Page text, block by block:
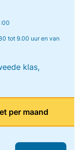
tot 9.00 uur en van
klas,
per maand